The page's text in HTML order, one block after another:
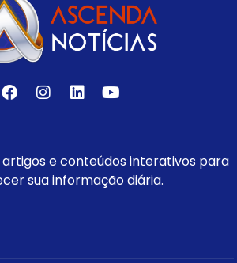
artigos e conteúdos interativos para
sua informação diária.